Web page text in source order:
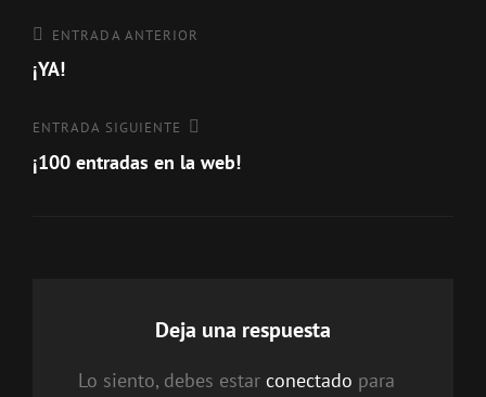
Navegación
de
Entrada
anterior
ENTRADA ANTERIOR
¡YA!
Entrada
siguiente
ENTRADA SIGUIENTE
¡100 entradas en la web!
Deja una respuesta
Lo siento, debes estar conectado para